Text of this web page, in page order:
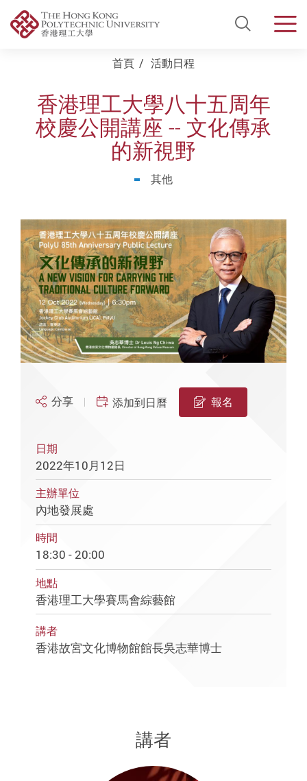
Open
首頁 活動日程
香港理工大學八十五周年
校慶公開講座 -- 文化傳承
的新視野
其他
分享 添加到日曆 報名
日期
2022年10月12日
主辦單位
內地發展處
時間
18:30 - 20:00
地點
香港理工大學賽馬會綜藝館
講者
香港故宮文化博物館館長吳志華博士
講者